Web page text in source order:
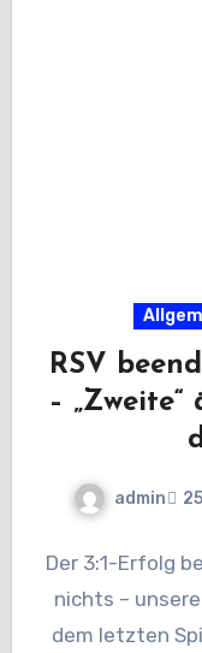
RSV
–
admin
Der 3:1-Erfolg
nichts –
dem letzten